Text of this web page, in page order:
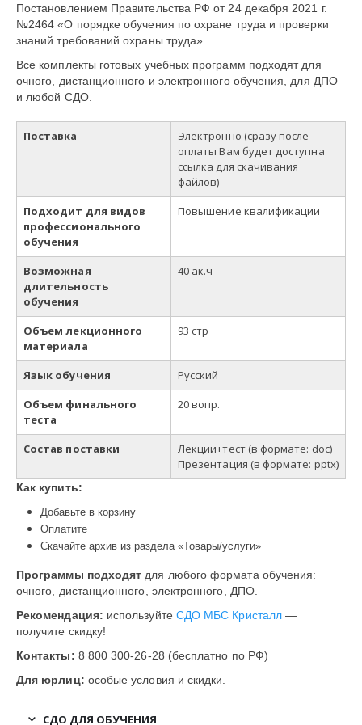
Постановлением Правительства РФ от 24 декабря 2021 г.
№2464 «О порядке обучения по охране труда и проверки
знаний требований охраны труда».
Все комплекты готовых учебных программ подходят для
очного, дистанционного и электронного обучения, для ДПО
и любой СДО.
Поставка
Электронно (сразу после
оплаты Вам будет доступна
ссылка для скачивания
файлов)
Подходит для видов
профессионального
обучения
Повышение квалификации
Возможная
длительность
обучения
40 ак.ч
Объем лекционного
материала
93 стр
Язык обучения
Русский
Объем финального
теста
20 вопр.
Состав поставки Лекции+тест (в формате: doc)
Презентация (в формате: pptx)
Как купить:
Добавьте в корзину
Оплатите
Скачайте архив из раздела «Товары/услуги»
Программы подходят для любого формата обучения:
очного, дистанционного, электронного, ДПО.
Рекомендация: используйте СДО МБС Кристалл—
получите скидку!
Контакты: 8 800 300-26-28 (бесплатно по РФ)
Для юрлиц: особые условия и скидки.
СДО ДЛЯ ОБУЧЕНИЯ